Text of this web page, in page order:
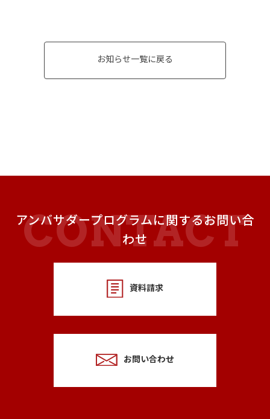
お知らせ一覧に戻る
アンバサダープログラムに関するお問い合
わせ
資料請求
お問い合わせ